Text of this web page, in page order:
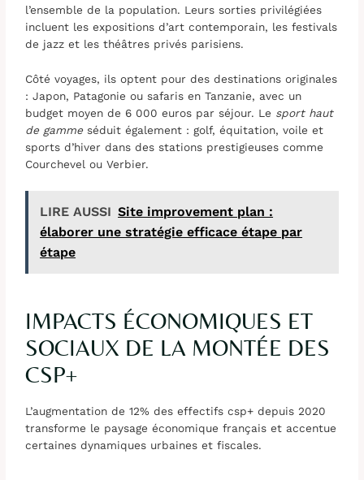
l’ensemble de la population. Leurs sorties privilégiées
incluent les expositions d’art contemporain, les festivals
de jazz et les théâtres privés parisiens.
Côté voyages, ils optent pour des destinations originales
: Japon, Patagonie ou safaris en Tanzanie, avec un
budget moyen de 6 000 euros par séjour. Le sport haut
de gammeséduit également : golf, équitation, voile et
sports d’hiver dans des stations prestigieuses comme
Courchevel ou Verbier.
LIRE AUSSI Site improvement plan :
élaborer une stratégie efficace étape par
étape
IMPACTS ÉCONOMIQUES ET
SOCIAUX DE LA MONTÉE DES
CSP+
L’augmentation de 12% des effectifs csp+ depuis 2020
transforme le paysage économique français et accentue
certaines dynamiques urbaines et fiscales.